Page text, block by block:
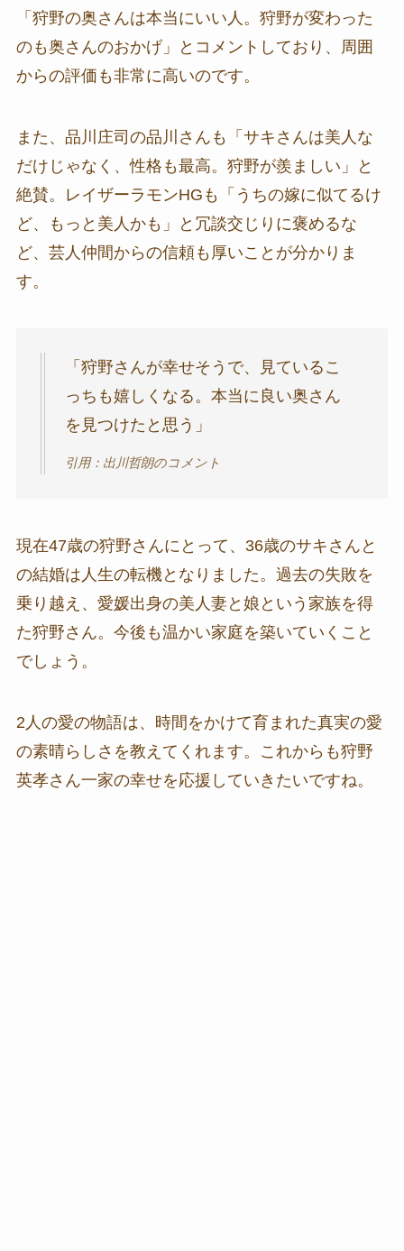
「狩野の奥さんは本当にいい人。狩野が変わった
のも奥さんのおかげ」とコメントしており、周囲
からの評価も非常に高いのです。
また、品川庄司の品川さんも「サキさんは美人な
だけじゃなく、性格も最高。狩野が羨ましい」と
絶賛。レイザーラモンHGも「うちの嫁に似てるけ
ど、もっと美人かも」と冗談交じりに褒めるな
ど、芸人仲間からの信頼も厚いことが分かりま
す。
「狩野さんが幸せそうで、見ているこ
っちも嬉しくなる。本当に良い奥さん
を見つけたと思う」
引用：出川哲朗のコメント
現在47歳の狩野さんにとって、36歳のサキさんと
の結婚は人生の転機となりました。過去の失敗を
乗り越え、愛媛出身の美人妻と娘という家族を得
た狩野さん。今後も温かい家庭を築いていくこと
でしょう。
2人の愛の物語は、時間をかけて育まれた真実の愛
の素晴らしさを教えてくれます。これからも狩野
英孝さん一家の幸せを応援していきたいですね。